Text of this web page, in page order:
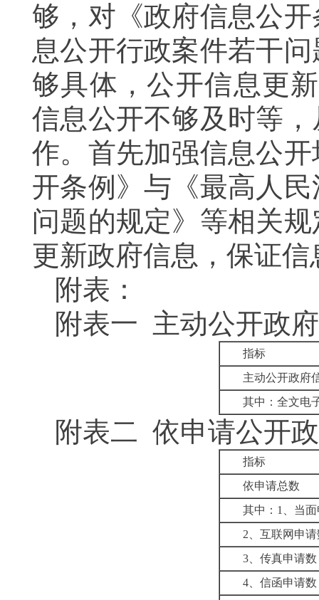
够，对《政府信息公
息公开行政案件若干
够具体，公开信息更
信息公开不够及时等
作。首先加强信息公
开条例》与《最高人
问题的规定》等相关
更新政府信息，保证
附表：
附表一 主动公开政
指标
主动公开政府
其中：全文电
附表二 依申请公开
指标
依申请总数
其中：1、当
2、互联网申
3、传真申请数
4、信函申请数